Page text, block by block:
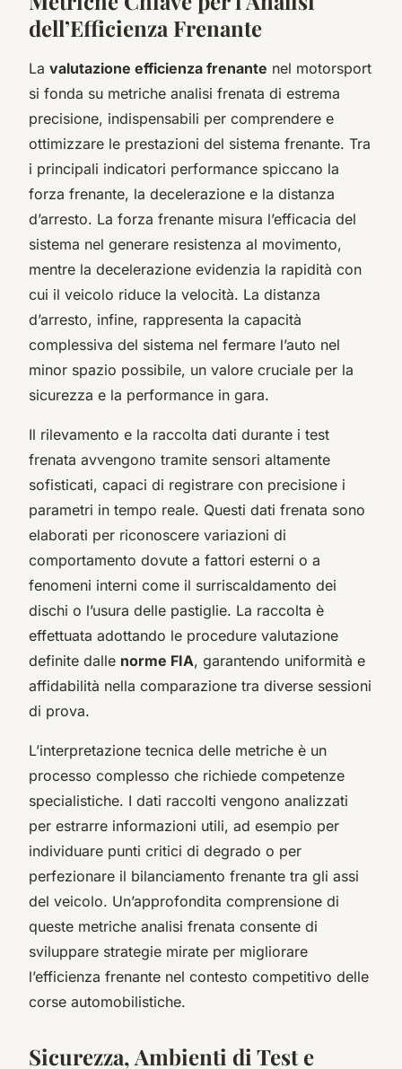
dell’Efficienza Frenante
La valutazione efficienza frenante nel motorsport
si fonda su metriche analisi frenata di estrema
precisione, indispensabili per comprendere e
ottimizzare le prestazioni del sistema frenante. Tra
i principali indicatori performance spiccano la
forza frenante, la decelerazione e la distanza
d’arresto. La forza frenante misura l’efficacia del
sistema nel generare resistenza al movimento,
mentre la decelerazione evidenzia la rapidità con
cui il veicolo riduce la velocità. La distanza
d’arresto, infine, rappresenta la capacità
complessiva del sistema nel fermare l’auto nel
minor spazio possibile, un valore cruciale per la
sicurezza e la performance in gara.
Il rilevamento e la raccolta dati durante i test
frenata avvengono tramite sensori altamente
sofisticati, capaci di registrare con precisione i
parametri in tempo reale. Questi dati frenata sono
elaborati per riconoscere variazioni di
comportamento dovute a fattori esterni o a
fenomeni interni come il surriscaldamento dei
dischi o l’usura delle pastiglie. La raccolta è
effettuata adottando le procedure valutazione
definite dalle norme FIA, garantendo uniformità e
affidabilità nella comparazione tra diverse sessioni
di prova.
L’interpretazione tecnica delle metriche è un
processo complesso che richiede competenze
specialistiche. I dati raccolti vengono analizzati
per estrarre informazioni utili, ad esempio per
individuare punti critici di degrado o per
perfezionare il bilanciamento frenante tra gli assi
del veicolo. Un’approfondita comprensione di
queste metriche analisi frenata consente di
sviluppare strategie mirate per migliorare
l’efficienza frenante nel contesto competitivo delle
corse automobilistiche.
Sicurezza, Ambienti di Test e